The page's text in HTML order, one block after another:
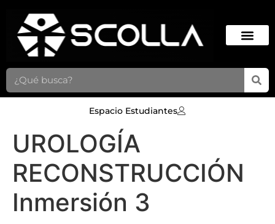
Espacio Estudiantes
UROLOGÍA
RECONSTRUCCIÓN
Inmersión 3